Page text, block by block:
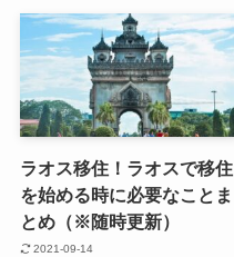
ラオス移住！ラオスで移住
を始める時に必要なことま
とめ（※随時更新）
2021-09-14